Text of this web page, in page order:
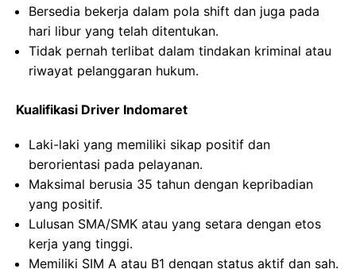
Bersedia bekerja dalam pola shift dan juga pada
hari libur yang telah ditentukan.
Tidak pernah terlibat dalam tindakan kriminal atau
riwayat pelanggaran hukum.
Kualifikasi Driver Indomaret
Laki-laki yang memiliki sikap positif dan
berorientasi pada pelayanan.
Maksimal berusia 35 tahun dengan kepribadian
yang positif.
Lulusan SMA/SMK atau yang setara dengan etos
kerja yang tinggi.
Memiliki SIM A atau B1 dengan status aktif dan sah.